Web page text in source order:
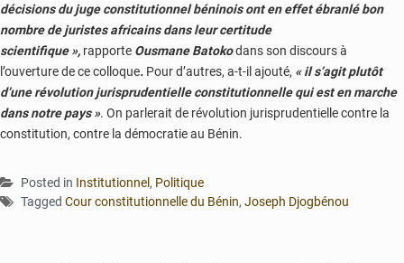
décisions du juge constitutionnel béninois ont en effet ébranlé bon
nombre de juristes africains dans leur certitude
scientifique », rapporte Ousmane Batokodans son discours à
l’ouverture de ce colloque. Pour d’autres, a-t-il ajouté, « il s’agit plutôt
d’une révolution jurisprudentielle constitutionnelle qui est en marche
dans notre pays ». On parlerait de révolution jurisprudentielle contre la
constitution, contre la démocratie au Bénin.
Posted in Institutionnel, Politique
Tagged Cour constitutionnelle du Bénin, Joseph Djogbénou